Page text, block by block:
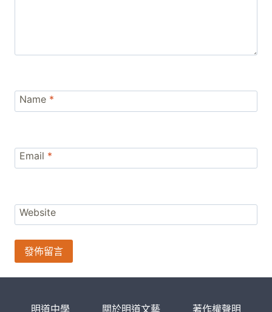
Name *
Email *
Website
明道中學 關於明道文藝 著作權聲明